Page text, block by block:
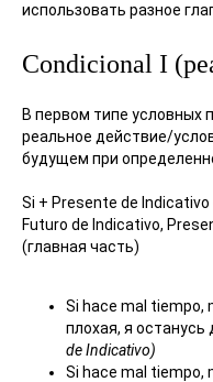
использовать разное
Condicional I
В первом типе условных
реальное действие/
будущем при
Si + Presente de
Futuro de Indicativo,
(главная часть)
Si hace mal tiempo,
плохая, я останусь
de Indicativo)
Si hace mal tiempo,